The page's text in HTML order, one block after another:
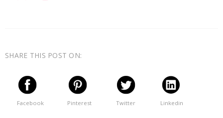
SHARE THIS POST ON:
Facebook Pinterest Twitter Linkedin